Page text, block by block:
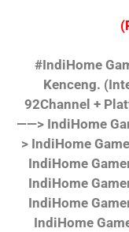
#IndiHome
Kenceng.
92Channel +
——> IndiHome
> IndiHome
IndiHome
IndiHome
IndiHome
IndiHome